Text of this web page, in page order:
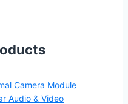
Camera Module
Audio & Video